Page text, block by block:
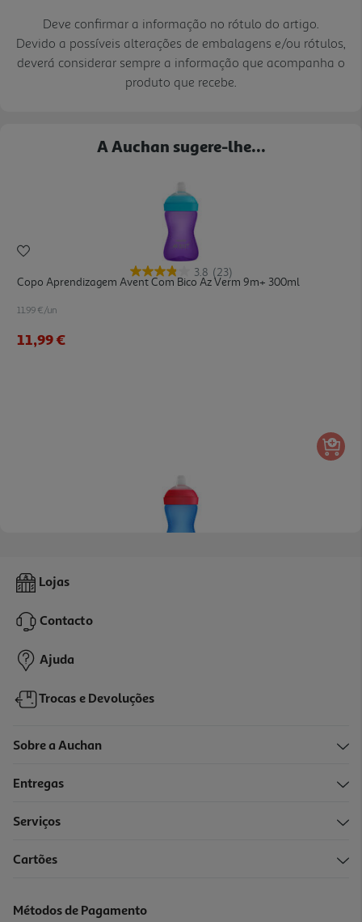
Deve confirmar a informação no rótulo do artigo.
Devido a possíveis alterações de embalagens e/ou rótulos,
deverá considerar sempre a informação que acompanha o
produto que recebe.
A Auchan sugere-lhe...
3.8 (23)
Copo Aprendizagem Avent Com Bico Az Verm 9m+ 300ml
11.99 €/un
11,99 €
Copo Aprendizagem Avent Com Bico Li Azul 9m+ 300ml
11,99 €
Lojas
Contacto
Ajuda
Trocas e Devoluções
Sobre a Auchan
Entregas
Serviços
Cartões
Métodos de Pagamento